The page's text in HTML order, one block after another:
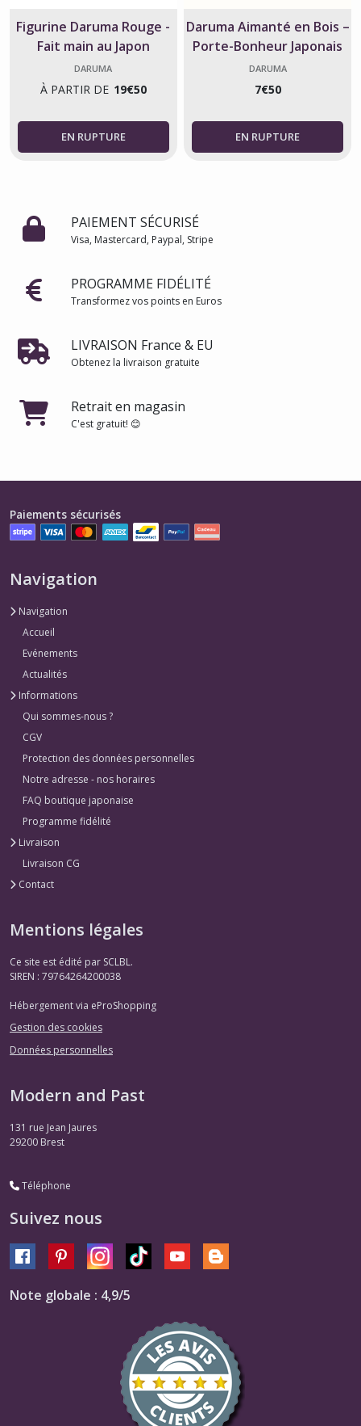
Figurine Daruma Rouge -
Fait main au Japon
DARUMA
À PARTIR DE 19€50
Daruma Aimanté en Bois –
Porte-Bonheur Japonais
Authentique - Fait main
au Japon
DARUMA
7€50
PAIEMENT SÉCURISÉ
Visa, Mastercard, Paypal, Stripe
PROGRAMME FIDÉLITÉ
Transformez vos points en Euros
LIVRAISON France & EU
Obtenez la livraison gratuite
Retrait en magasin
C'est gratuit! 😊
Paiements sécurisés
Navigation
Navigation
Accueil
Evénements
Actualités
Informations
Qui sommes-nous ?
CGV
Protection des données personnelles
Notre adresse - nos horaires
FAQ boutique japonaise
Programme fidélité
Livraison
Livraison CG
Contact
Mentions légales
Ce site est édité par SCLBL.
SIREN : 79764264200038
Hébergement via eProShopping
Gestion des cookies
Données personnelles
Modern and Past
131 rue Jean Jaures
29200 Brest
Téléphone
Suivez nous
Note globale : 4,9/5